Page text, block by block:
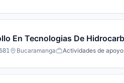
En Tecnologias De
Bucaramanga Actividades de